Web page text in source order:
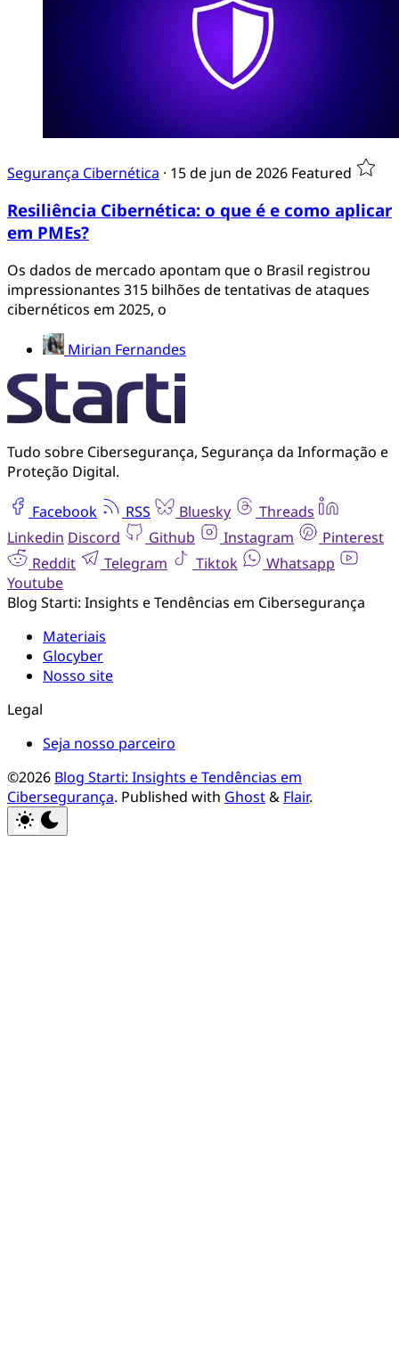
Segurança Cibernética · 15 de jun de 2026 Featured
Resiliência Cibernética: o que é e como aplicar
em PMEs?
Os dados de mercado apontam que o Brasil registrou
impressionantes 315 bilhões de tentativas de ataques
cibernéticos em 2025, o
Mirian Fernandes
Tudo sobre Cibersegurança, Segurança da Informação e
Proteção Digital.
Facebook RSS Bluesky
Threads
Linkedin Discord Github Instagram
Pinterest
Reddit
Telegram Tiktok
Whatsapp
Youtube
Blog Starti: Insights e Tendências em Cibersegurança
Materiais
Glocyber
Nosso site
Legal
Seja nosso parceiro
©2026 Blog Starti: Insights e Tendências em
Cibersegurança. Published with Ghost& Flair.